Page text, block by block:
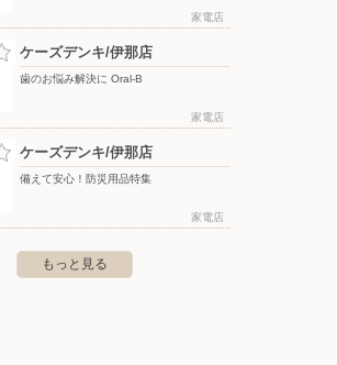
家電店
ケーズデンキ/伊那店
歯のお悩み解決に Oral-B
家電店
ケーズデンキ/伊那店
備えて安心！防災用品特集
家電店
もっと見る